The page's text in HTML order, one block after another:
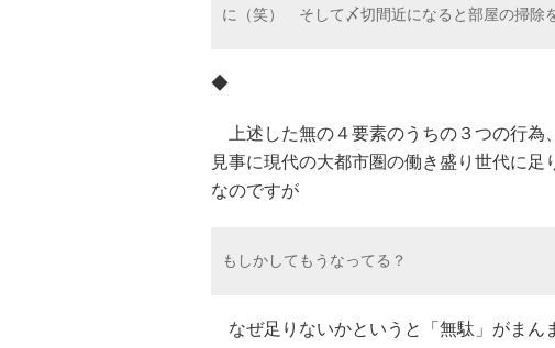
に（笑） そして〆切間近になると部屋の掃除
◆
上述した無の４要素のうちの３つの行為
見事に現代の大都市圏の働き盛り世代に
なのですが
もしかしてもうなってる？
なぜ足りないかというと「無駄」がまん